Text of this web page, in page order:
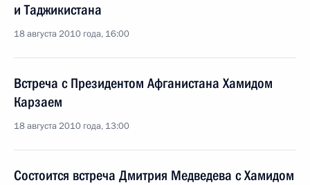
и Таджикистана
18 августа 2010 года, 16:00
Встреча с Президентом Афганистана Хамидом
Карзаем
18 августа 2010 года, 13:00
Состоится встреча Дмитрия Медведева с Хамидом